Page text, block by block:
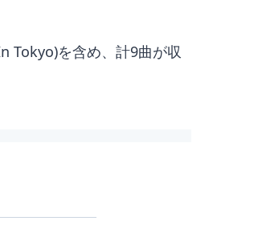
Tokyo)を含め、計9曲が収